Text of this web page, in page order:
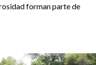
forman parte de